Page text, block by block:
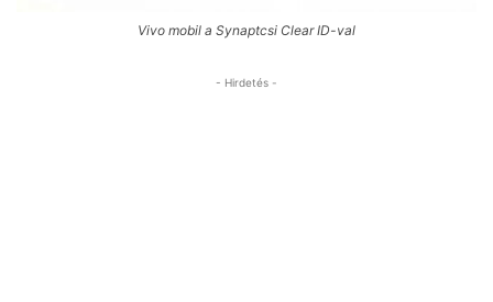
Vivo mobil a Synaptcsi Clear ID-val
- Hirdetés -